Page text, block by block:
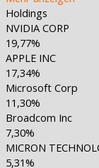
Holdings
NVIDIA CORP
19,77%
APPLE INC
17,34%
Microsoft Corp
11,30%
Broadcom Inc
7,30%
MICRON
5,31%